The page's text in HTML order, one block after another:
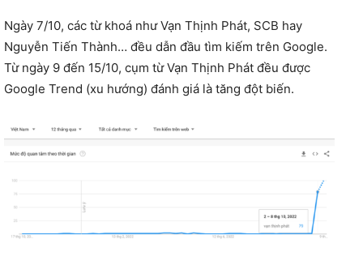
Ngày 7/10, các từ khoá như Vạn Thịnh Phát, SCB hay
Nguyễn Tiến Thành… đều dẫn đầu tìm kiếm trên Google.
Từ ngày 9 đến 15/10, cụm từ Vạn Thịnh Phát đều được
Google Trend (xu hướng) đánh giá là tăng đột biến.